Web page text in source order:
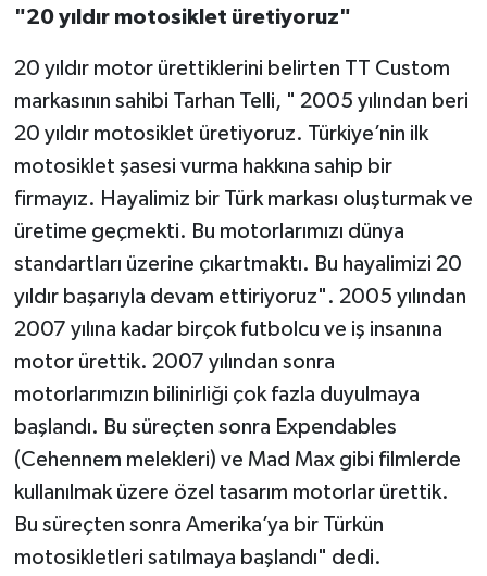
"20 yıldır motosiklet üretiyoruz"
20 yıldır motor ürettiklerini belirten TT Custom
markasının sahibi Tarhan Telli, " 2005 yılından beri
20 yıldır motosiklet üretiyoruz. Türkiye’nin ilk
motosiklet şasesi vurma hakkına sahip bir
firmayız. Hayalimiz bir Türk markası oluşturmak ve
üretime geçmekti. Bu motorlarımızı dünya
standartları üzerine çıkartmaktı. Bu hayalimizi 20
yıldır başarıyla devam ettiriyoruz". 2005 yılından
2007 yılına kadar birçok futbolcu ve iş insanına
motor ürettik. 2007 yılından sonra
motorlarımızın bilinirliği çok fazla duyulmaya
başlandı. Bu süreçten sonra Expendables
(Cehennem melekleri) ve Mad Max gibi filmlerde
kullanılmak üzere özel tasarım motorlar ürettik.
Bu süreçten sonra Amerika’ya bir Türkün
motosikletleri satılmaya başlandı" dedi.